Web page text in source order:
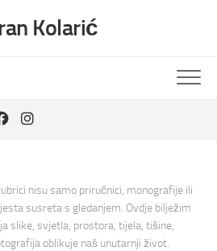
Kolarić
nisu samo priručnici, monografije ili
susreta s gledanjem. Ovdje bilježim
slike, svjetla, prostora, tijela, tišine,
oblikuje naš unutarnji život.